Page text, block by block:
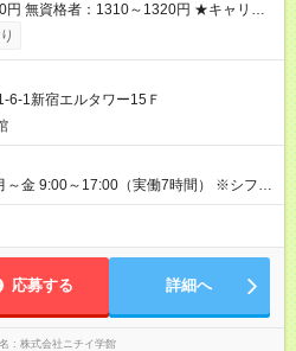
資格者：1310～1320円 ★キャリア
与がアップします！ 【試用期間】
の長さ：3ヶ月 雇用形態、給与は本採用
6-1新宿エルタワー15Ｆ
9:00～17:00（実働7時間） ※シフト
※レセプト点検の場合は土日祝の出勤も
応募する 詳細へ
株式会社ニチイ学館